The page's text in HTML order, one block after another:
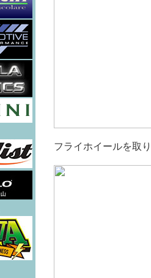
フライホイールを取